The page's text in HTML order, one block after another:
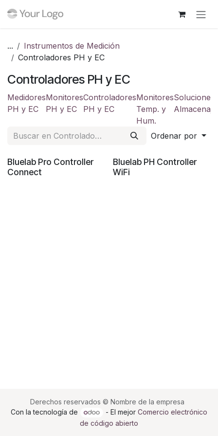
...
Instrumentos de Medición
Controladores PH y EC
Controladores PH y EC
Medidores
PH y EC
Monitores
PH y EC
Controladores
PH y EC
Monitores
Temp. y
Hum.
Soluciones
Almacenaje
Ordenar por
¡Liquidación!
Bluelab Pro Controller
Connect
Bluelab PH Controller
WiFi
Derechos reservados © Nombre de la empresa
Con la tecnología de
- El mejor Comercio electrónico
de código abierto